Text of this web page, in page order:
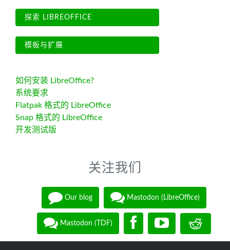
探索 LIBREOFFICE
模板与扩展
如何安装 LibreOffice?
系统要求
Flatpak 格式的 LibreOffice
Snap 格式的 LibreOffice
开发测试版
关注我们
Our blog Mastodon (LibreOffice)
Mastodon (TDF)